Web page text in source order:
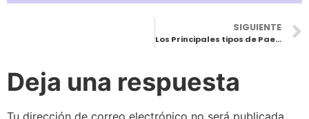
SIGUIENTE
Los Principales tipos de Paella Española
Deja una respuesta
Tu dirección de correo electrónico no será publicada.